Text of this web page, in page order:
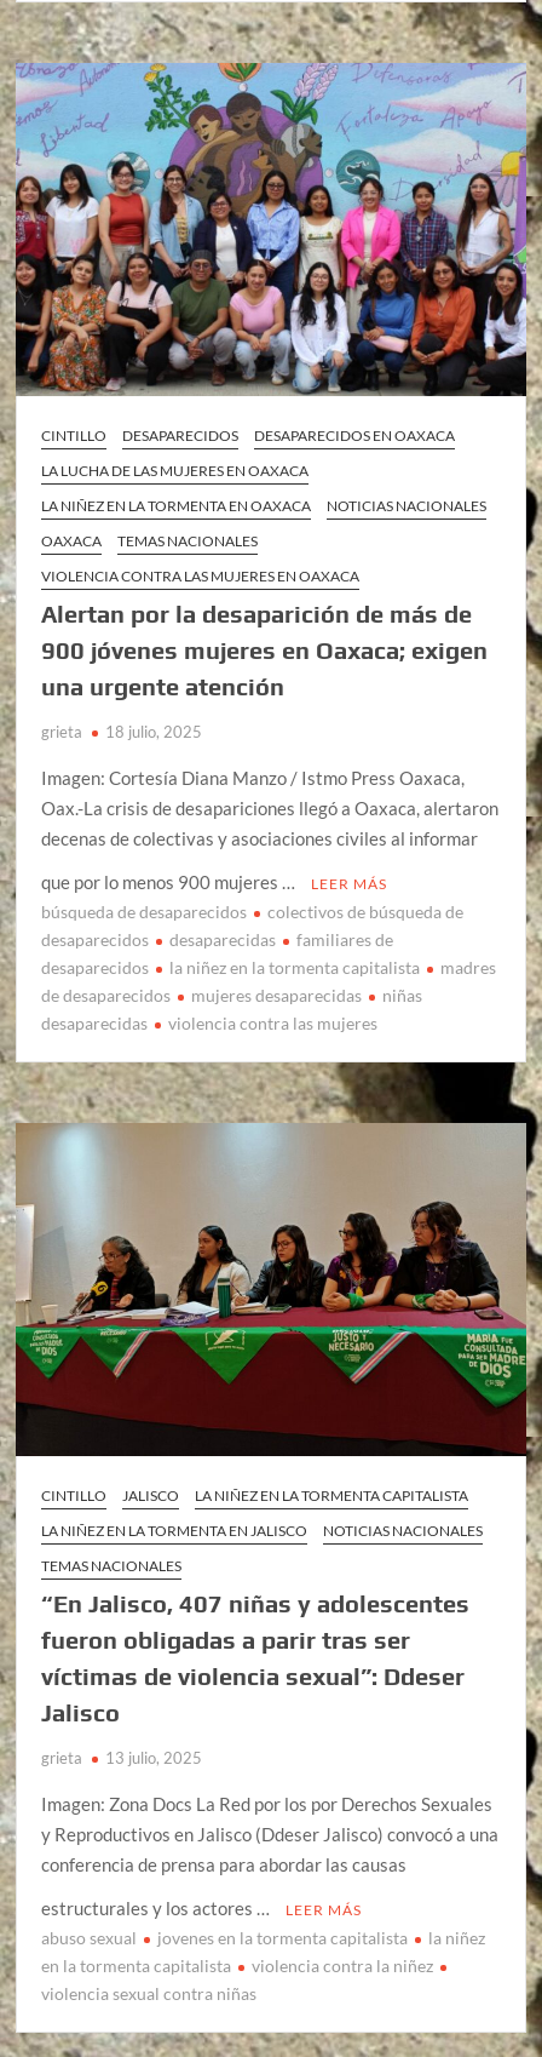
CINTILLO DESAPARECIDOS
DESAPARECIDOS EN OAXACA
LA LUCHA DE LAS MUJERES EN OAXACA
LA NIÑEZ EN LA TORMENTA EN OAXACA
NOTICIAS NACIONALES
OAXACA
TEMAS NACIONALES
VIOLENCIA CONTRA LAS MUJERES EN OAXACA
Alertan por la desaparición de más de
900 jóvenes mujeres en Oaxaca; exigen
una urgente atención
grieta 18 julio, 2025
Imagen: Cortesía Diana Manzo / Istmo Press Oaxaca,
Oax.-La crisis de desapariciones llegó a Oaxaca, alertaron
decenas de colectivas y asociaciones civiles al informar
que por lo menos 900 mujeres …
LEER MÁS
búsqueda de desaparecidos
colectivos de búsqueda de
desaparecidos
desaparecidas
familiares de
desaparecidos
la niñez en la tormenta capitalista
madres
de desaparecidos
mujeres desaparecidas
niñas
desaparecidas
violencia contra las mujeres
CINTILLO JALISCO
LA NIÑEZ EN LA TORMENTA CAPITALISTA
LA NIÑEZ EN LA TORMENTA EN JALISCO
NOTICIAS NACIONALES
TEMAS NACIONALES
“En Jalisco, 407 niñas y adolescentes
fueron obligadas a parir tras ser
víctimas de violencia sexual”: Ddeser
Jalisco
grieta 13 julio, 2025
Imagen: Zona Docs La Red por los por Derechos Sexuales
y Reproductivos en Jalisco (Ddeser Jalisco) convocó a una
conferencia de prensa para abordar las causas
estructurales y los actores …
LEER MÁS
abuso sexual jovenes en la tormenta capitalista
la niñez
en la tormenta capitalista
violencia contra la niñez
violencia sexual contra niñas